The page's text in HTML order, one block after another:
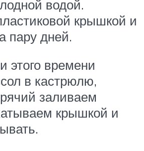
водой.
крышкой и
пару дней.
этого времени
в кастрюлю,
заливаем
крышкой и